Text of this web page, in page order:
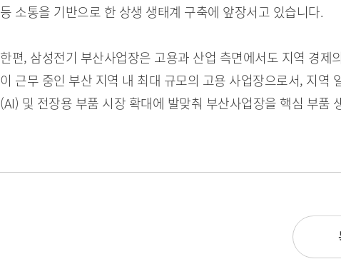
등 소통을 기반으로 한 상생 생태계 구축에 앞장서고 있습니다.
한편, 삼성전기 부산사업장은 고용과 산업 측면에서도 지역 경
이 근무 중인 부산 지역 내 최대 규모의 고용 사업장으로서, 지
(AI) 및 전장용 부품 시장 확대에 발맞춰 부산사업장을 핵심 부